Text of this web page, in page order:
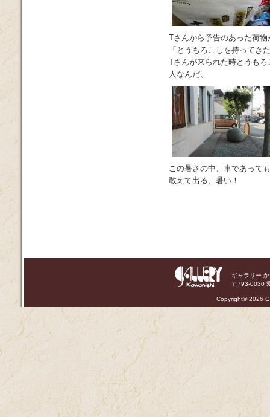
Tさんから予告のあった荷物
「とうもろこしを持ってき
Tさんが来られた時とうも
人なんだ、
この暑さの中、車であって
敢えて出る、暑い！
ギャラリー
〒793-0030
Copyright©2026